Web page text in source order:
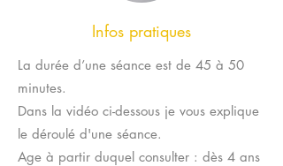
Infos pratiques
La durée d’une séance est de 45 à 50
minutes.
Dans la vidéo ci-dessous je vous explique
le déroulé d'une séance.
Age à partir duquel consulter : dès 4 ans